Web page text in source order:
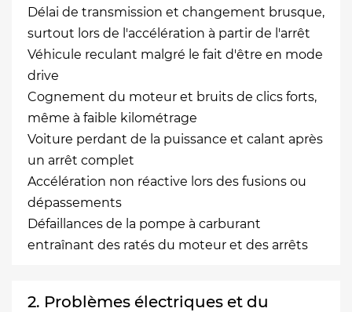
Délai de transmission et changement brusque,
surtout lors de l'accélération à partir de l'arrêt
Véhicule reculant malgré le fait d'être en mode
drive
Cognement du moteur et bruits de clics forts,
même à faible kilométrage
Voiture perdant de la puissance et calant après
un arrêt complet
Accélération non réactive lors des fusions ou
dépassements
Défaillances de la pompe à carburant
entraînant des ratés du moteur et des arrêts
2. Problèmes électriques et du